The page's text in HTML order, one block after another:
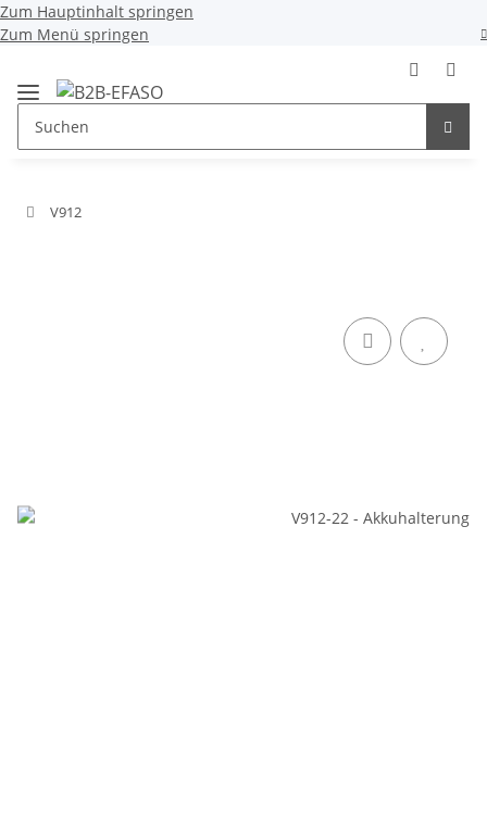
Zum Hauptinhalt springen
Zum Menü springen
V912